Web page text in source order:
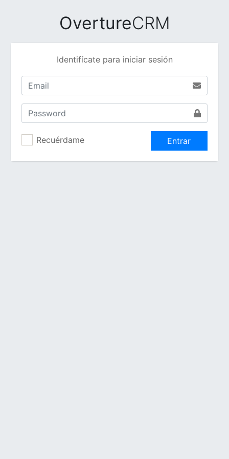
OvertureCRM
Identifícate para iniciar sesión
Recuérdame Entrar